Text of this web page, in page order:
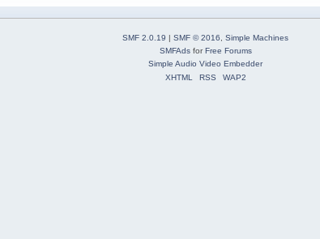
SMF 2.0.19 | SMF © 2016
Simple Machines
SMFAdsforFree Forums
Simple Audio Video Embedder
XHTML
RSS WAP2